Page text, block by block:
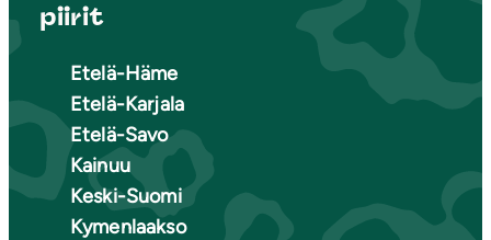
piirit
Etelä-Häme
Etelä-Karjala
Etelä-Savo
Kainuu
Keski-Suomi
Kymenlaakso